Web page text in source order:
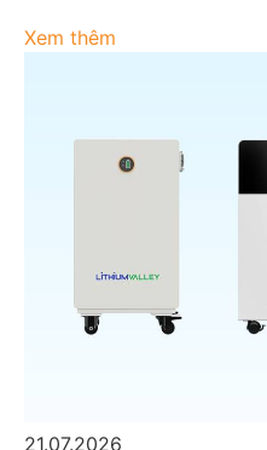
Xem thêm
21.07.2026